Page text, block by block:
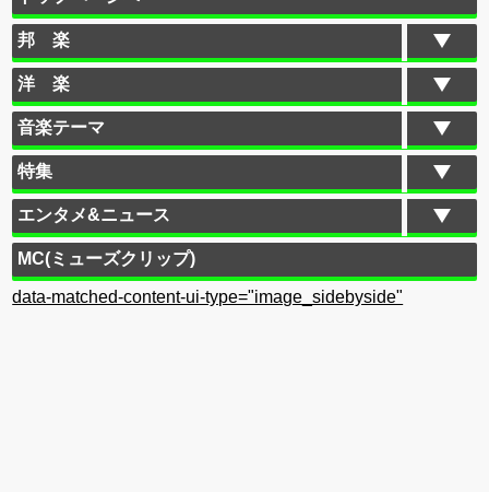
邦 楽
洋 楽
音楽テーマ
特集
エンタメ&ニュース
MC(ミューズクリップ)
data-matched-content-ui-type="image_sidebyside"